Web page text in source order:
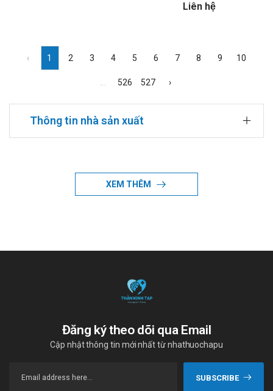
Liên hệ
‹ 1 2 3 4 5 6 7 8 9 10
526 527 ›
Thông tin nhà sản xuất
XEM THÊM
Đăng ký theo dõi qua Email
Cập nhật thông tin mới nhất từ nhathuochapu
SUBSCRIBE